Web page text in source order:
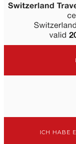
ICH HABE